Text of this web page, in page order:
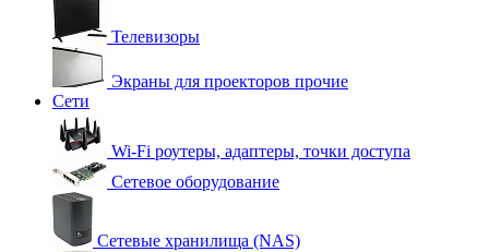
Телевизоры
Экраны для проекторов прочие
Сети
Wi-Fi роутеры, адаптеры, точки доступа
Сетевое оборудование
Сетевые хранилища (NAS)